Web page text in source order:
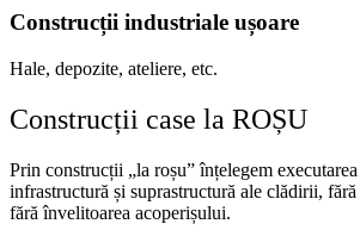
Construcții industriale ușoare
Hale, depozite, ateliere, etc.
Construcții case la ROȘU
Prin construcții „la roșu”înțelegem executarea
infrastructură și suprastructură ale clădirii, fără
fărăînvelitoarea acoperișului.